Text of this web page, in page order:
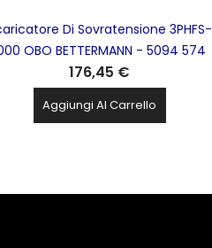
Di Sovratensione 3PHFS-
OBO BETTERMANN - 5094 574
176,45 €
Aggiungi Al Carrello